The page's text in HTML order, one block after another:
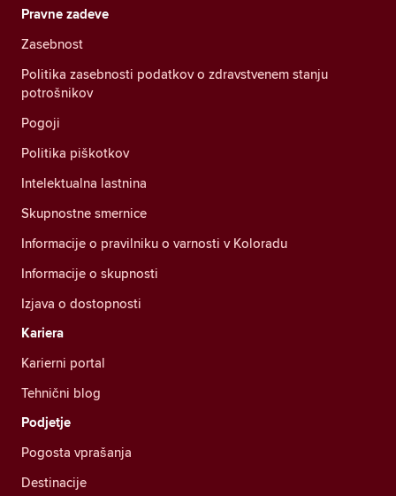
Pravne zadeve
Zasebnost
Politika zasebnosti podatkov o zdravstvenem stanju
potrošnikov
Pogoji
Politika piškotkov
Intelektualna lastnina
Skupnostne smernice
Informacije o pravilniku o varnosti v Koloradu
Informacije o skupnosti
Izjava o dostopnosti
Kariera
Karierni portal
Tehnični blog
Podjetje
Pogosta vprašanja
Destinacije